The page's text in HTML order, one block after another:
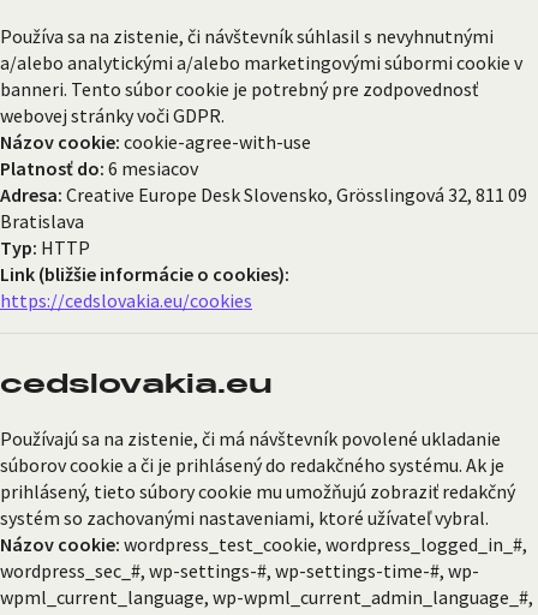
Používa sa na zistenie, či návštevník súhlasil s nevyhnutnými
a/alebo analytickými a/alebo marketingovými súbormi cookie v
banneri. Tento súbor cookie je potrebný pre zodpovednosť
webovej stránky voči GDPR.
Názov cookie: cookie-agree-with-use
Platnosť do: 6 mesiacov
Adresa: Creative Europe Desk Slovensko, Grösslingová 32, 811 09
Bratislava
Typ: HTTP
Link (bližšie informácie o cookies):
https://cedslovakia.eu/cookies
cedslovakia.eu
Používajú sa na zistenie, či má návštevník povolené ukladanie
súborov cookie a či je prihlásený do redakčného systému. Ak je
prihlásený, tieto súbory cookie mu umožňujú zobraziť redakčný
systém so zachovanými nastaveniami, ktoré užívateľ vybral.
Názov cookie: wordpress_test_cookie, wordpress_logged_in_#,
wordpress_sec_#, wp-settings-#, wp-settings-time-#, wp-
wpml_current_language, wp-wpml_current_admin_language_#,